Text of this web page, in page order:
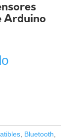
Arduino
, Bluetooth